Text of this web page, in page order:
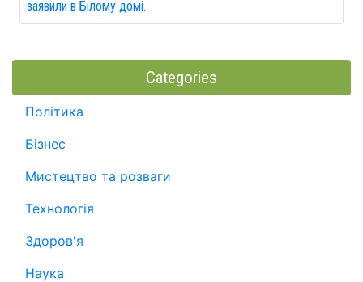
заявили в Білому домі.
Categories
Політика
Бізнес
Мистецтво та розваги
Технологія
Здоров'я
Наука